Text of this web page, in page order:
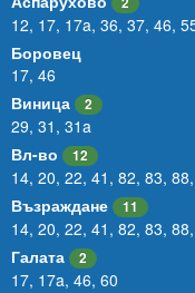
12, 17, 17a, 36, 37, 46,
Боровец
17, 46
Виница
2
29, 31 , 31a
Вл-во
12
14, 20, 22, 41 , 82, 83, 88,
Възраждане
11
14, 20, 22, 41 , 82, 83, 88,
Галата
2
17, 17a, 46, 60